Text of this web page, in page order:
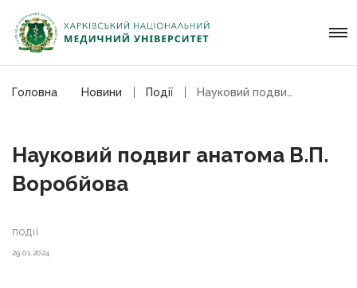
Головна Новини Події
Науковий подвиг анатома В.П.
Воробйова
ПОДІЇ
29.01.2024